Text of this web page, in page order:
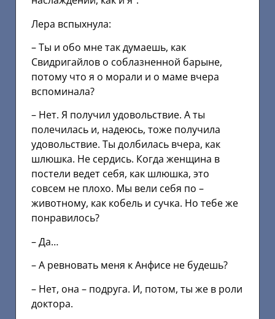
Лера вспыхнула:
– Ты и обо мне так думаешь, как
Свидригайлов о соблазненной барыне,
потому что я о морали и о маме вчера
вспоминала?
– Нет. Я получил удовольствие. А ты
полечилась и, надеюсь, тоже получила
удовольствие. Ты долбилась вчера, как
шлюшка. Не сердись. Когда женщина в
постели ведет себя, как шлюшка, это
совсем не плохо. Мы вели себя по –
животному, как кобель и сучка. Но тебе же
понравилось?
– Да…
– А ревновать меня к Анфисе не будешь?
– Нет, она – подруга. И, потом, ты же в роли
доктора.